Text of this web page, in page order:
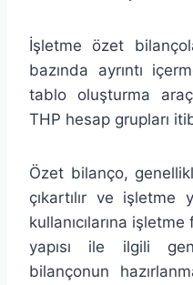
İşletme özet
bazında ayrıntı
tablo oluşturma
THP hesap grupları
Özet bilanço,
çıkartılır ve
kullanıcılarına
yapısı ile ilgili
bilançonun